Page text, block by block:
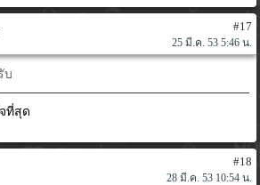
#17
25 มี.ค. 53 5:46 น.
บ
ที่สุด
#18
28 มี.ค. 53 10:54 น.